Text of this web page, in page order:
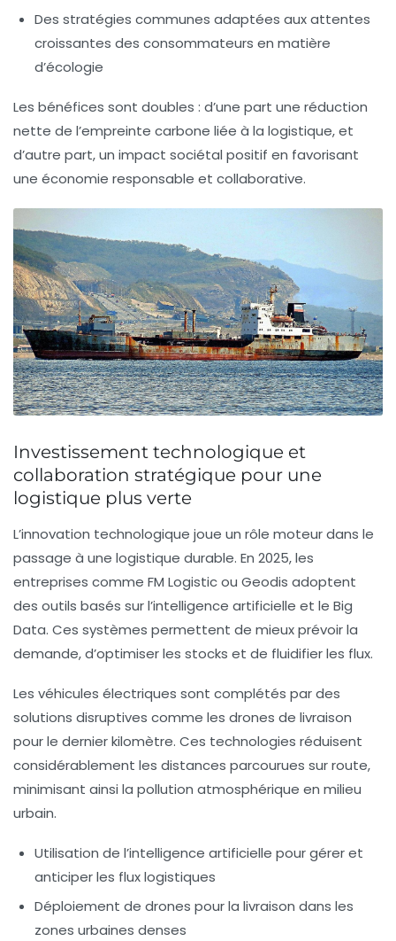
Des stratégies communes adaptées aux attentes
croissantes des consommateurs en matière
d’écologie
Les bénéfices sont doubles : d’une part une réduction
nette de l’empreinte carbone liée à la logistique, et
d’autre part, un impact sociétal positif en favorisant
une économie responsable et collaborative.
Investissement technologique et
collaboration stratégique pour une
logistique plus verte
L’innovation technologique joue un rôle moteur dans le
passage à une logistique durable. En 2025, les
entreprises comme FM Logisticou Geodis adoptent
des outils basés sur l’intelligence artificielle et le Big
Data. Ces systèmes permettent de mieux prévoir la
demande, d’optimiser les stocks et de fluidifier les flux.
Les véhicules électriques sont complétés par des
solutions disruptives comme les drones de livraison
pour le dernier kilomètre. Ces technologies réduisent
considérablement les distances parcourues sur route,
minimisant ainsi la pollution atmosphérique en milieu
urbain.
Utilisation de l’intelligence artificielle pour gérer et
anticiper les flux logistiques
Déploiement de drones pour la livraison dans les
zones urbaines denses